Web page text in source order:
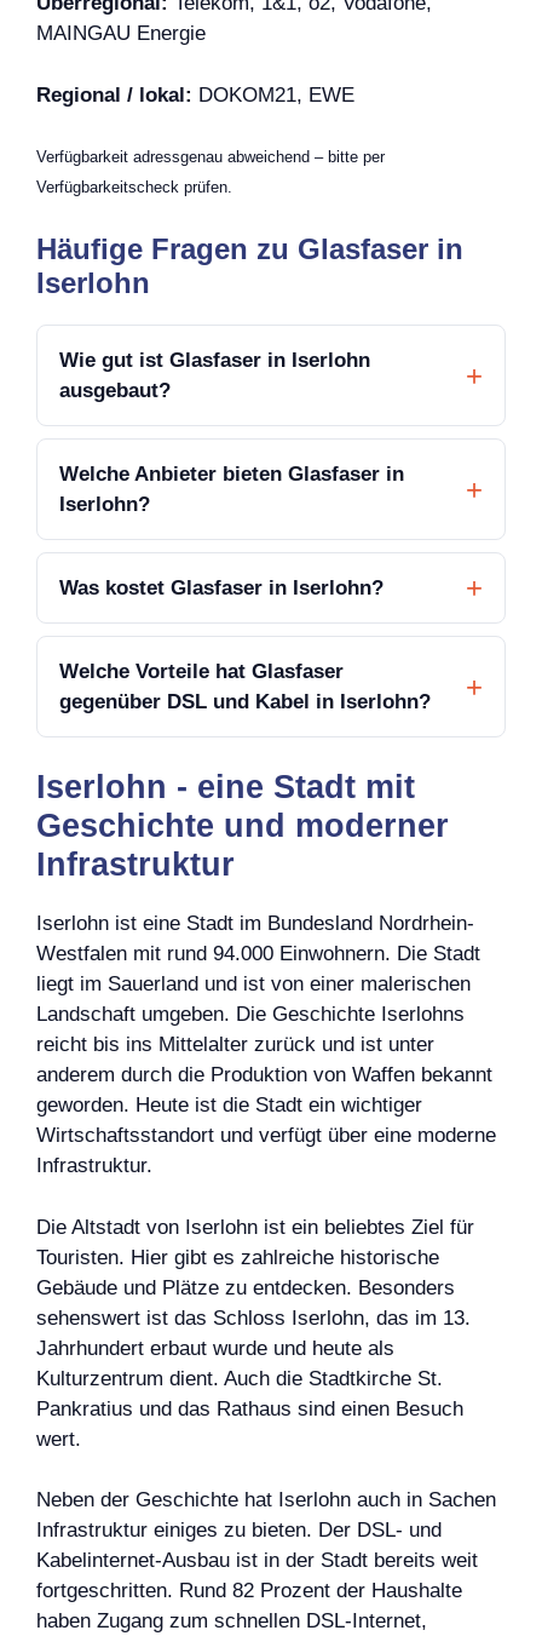
MAINGAU Energie
Regional / lokal: DOKOM21, EWE
Verfügbarkeit adressgenau abweichend – bitte per
Verfügbarkeitscheck prüfen.
Häufige Fragen zu Glasfaser in
Iserlohn
Wie gut ist Glasfaser in Iserlohn
ausgebaut?
Welche Anbieter bieten Glasfaser in
Iserlohn?
Was kostet Glasfaser in Iserlohn?
Welche Vorteile hat Glasfaser
gegenüber DSL und Kabel in Iserlohn?
Iserlohn - eine Stadt mit
Geschichte und moderner
Infrastruktur
Iserlohn ist eine Stadt im Bundesland Nordrhein-
Westfalen mit rund 94.000 Einwohnern. Die Stadt
liegt im Sauerland und ist von einer malerischen
Landschaft umgeben. Die Geschichte Iserlohns
reicht bis ins Mittelalter zurück und ist unter
anderem durch die Produktion von Waffen bekannt
geworden. Heute ist die Stadt ein wichtiger
Wirtschaftsstandort und verfügt über eine moderne
Infrastruktur.
Die Altstadt von Iserlohn ist ein beliebtes Ziel für
Touristen. Hier gibt es zahlreiche historische
Gebäude und Plätze zu entdecken. Besonders
sehenswert ist das Schloss Iserlohn, das im 13.
Jahrhundert erbaut wurde und heute als
Kulturzentrum dient. Auch die Stadtkirche St.
Pankratius und das Rathaus sind einen Besuch
wert.
Neben der Geschichte hat Iserlohn auch in Sachen
Infrastruktur einiges zu bieten. Der DSL- und
Kabelinternet-Ausbau ist in der Stadt bereits weit
fortgeschritten. Rund 82 Prozent der Haushalte
haben Zugang zum schnellen DSL-Internet,